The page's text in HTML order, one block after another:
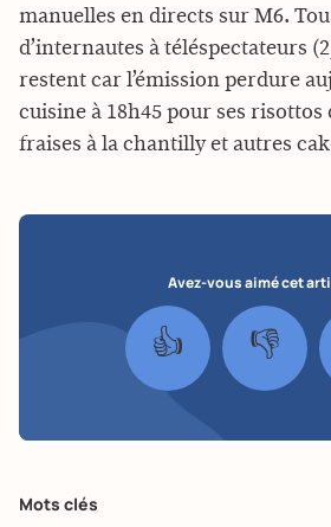
manuelles en directs sur M6.
d’internautes à téléspectateurs
restent car l’émission perdure
cuisine à 18h45 pour ses risottos
fraises à la chantilly et autres
Avez-vous aimé cet
👍 👎
Mots clés